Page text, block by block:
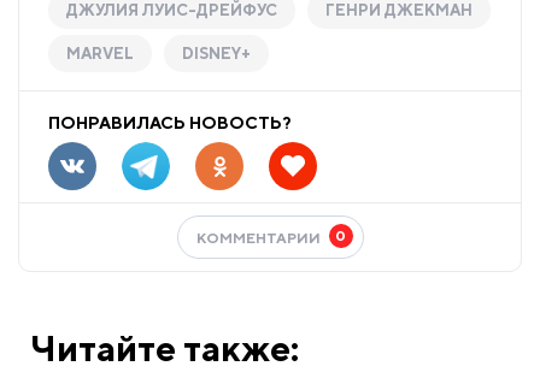
ДЖУЛИЯ ЛУИС-ДРЕЙФУС ГЕНРИ ДЖЕКМАН
MARVEL DISNEY+
ПОНРАВИЛАСЬ НОВОСТЬ?
КОММЕНТАРИИ 0
Читайте также: